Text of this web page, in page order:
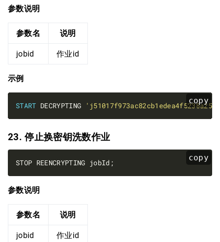
参数说明
参数名 说明
jobid 作业id
示例
copy
START DECRYPTING
23. 停止换密钥洗数作业
copy
参数说明
参数名 说明
jobid 作业id